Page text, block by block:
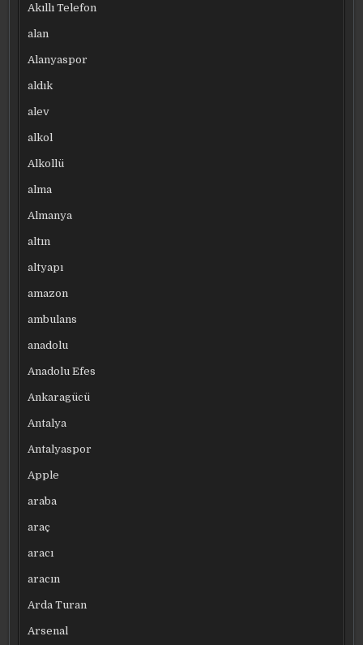
Akıllı Telefon
alan
Alanyaspor
aldık
alev
alkol
Alkollü
alma
Almanya
altın
altyapı
amazon
ambulans
anadolu
Anadolu Efes
Ankaragücü
Antalya
Antalyaspor
Apple
araba
araç
aracı
aracın
Arda Turan
Arsenal